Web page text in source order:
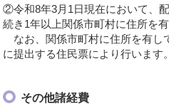
②令和8年3月1日現在において、
続き1年以上関係市町村に住所を有
なお、関係市町村に住所を有し
に提出する住民票により行います。
その他諸経費